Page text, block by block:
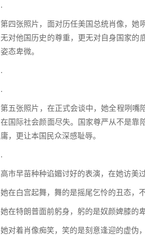
.
第四张照片，面对历任美国总统肖像，她
无对他国历史的尊重，更无对自身国家的
姿态卑微。
.
.
第五张照片，在正式会谈中，她全程咧嘴
在国际社会颜面尽失。国家尊严从不是靠
庸，更让本国民众深感耻辱。
.
高市早苗种种谄媚讨好的表演，在她访美
她在白宫起舞，舞的是摇尾乞怜的丑态，
她在特朗普面前躬身，躬的是奴颜婢膝的
她对着肖像痴笑，笑的是刻意逢迎的虚伪